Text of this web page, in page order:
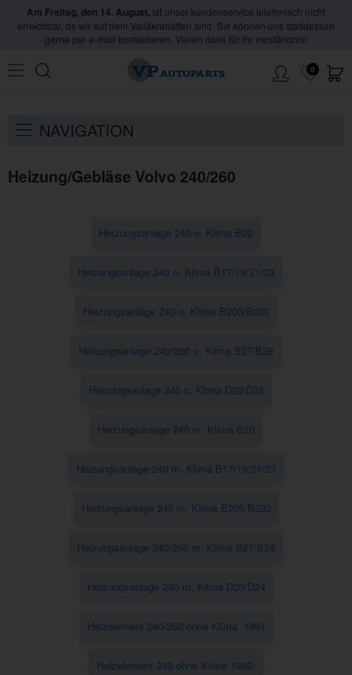
Am Freitag, den 14. August, ist unser kundenservice telefonisch nicht
erreichbar, da wir auf dem Vallåkraträffen sind. Sie können uns stattdessen
gerne per e-mail kontaktieren. Vielen dank für ihr verständnis!
0
NAVIGATION
Heizung/Gebläse Volvo 240/260
Heizungsanlage 240 o. Klima B20
Heizungsanlage 240 o. Klima B17/19/21/23
Heizungsanlage 240 o. Klima B200/B230
Heizungsanlage 240/260 o. Klima B27/B28
Heizungsanlage 240 o. Klima D20/D24
Heizungsanlage 240 m. Klima B20
Heizungsanlage 240 m. Klima B17/19/21/23
Heizungsanlage 240 m. Klima B200/B230
Heizungsanlage 240/260 m. Klima B27/B28
Heizungsanlage 240 m. Klima D20/D24
Heizelement 240/260 ohne Klima -1991
Heizelement 240 ohne Klima 1992-